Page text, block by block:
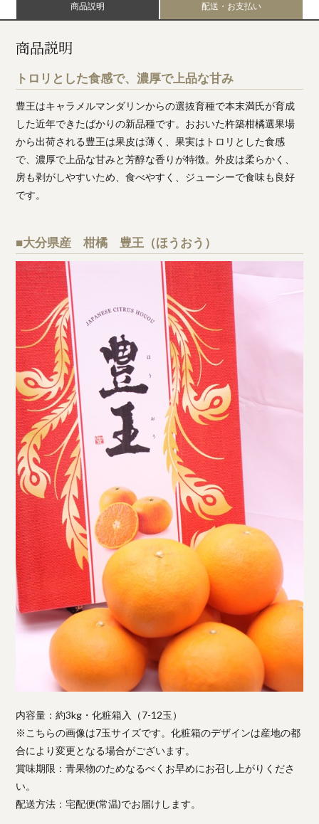
商品説明 配送・お支払い
商品説明
トロリとした食感で、濃厚で上品な甘み
豊王はキャラメルマンダリンからの選抜育種で本末満氏が育成
した近年できたばかりの新品種です。おおいた杵築柑橘選果場
から出荷される豊王は果皮は薄く、果実はトロリとした食感
で、濃厚で上品な甘みと芳醇な香りが特徴。外皮は柔らかく、
房も剥がしやすいため、食べやすく、ジューシーで食味も良好
です。
■大分県産 柑橘 豊王（ほうおう）
内容量：約3kg・化粧箱入（7-12玉）
※こちらの画像は7玉サイズです。化粧箱のデザインは産地の都
合により変更となる場合がございます。
賞味期限：青果物のためなるべくお早めにお召し上がりくださ
い。
配送方法：宅配便(常温)でお届けします。